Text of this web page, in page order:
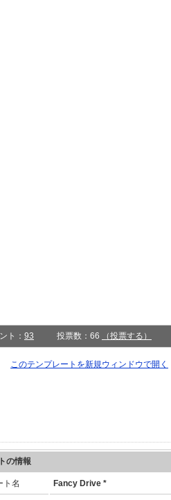
ト： 93 投票数：66 （投票する）
このテンプレートを新規ウィンドウで開く
の情報
ト名 Fancy Drive *